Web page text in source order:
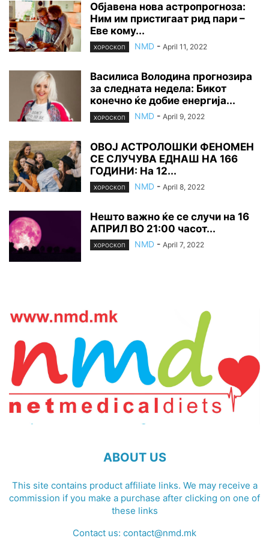
Објавена нова астропрогноза:
Ним им пристигаат рид пари –
Еве кому...
ХОРОСКОП NMD - April 11, 2022
Василиса Володина прогнозира
за следната недела: Бикот
конечно ќе добие енергија...
ХОРОСКОП NMD - April 9, 2022
ОВОЈ АСТРОЛОШКИ ФЕНОМЕН
СЕ СЛУЧУВА ЕДНАШ НА 166
ГОДИНИ: На 12...
ХОРОСКОП NMD - April 8, 2022
Нешто важно ќе се случи на 16
АПРИЛ ВО 21:00 часот...
ХОРОСКОП NMD - April 7, 2022
ABOUT US
This site contains product affiliate links. We may receive a
commission if you make a purchase after clicking on one of
these links
Contact us: contact@nmd.mk